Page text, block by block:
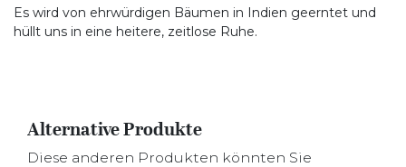
Es wird von ehrwürdigen Bäumen in Indien geerntet und
hüllt uns in eine heitere, zeitlose Ruhe.
Alternative Produkte
Diese anderen Produkten könnten Sie